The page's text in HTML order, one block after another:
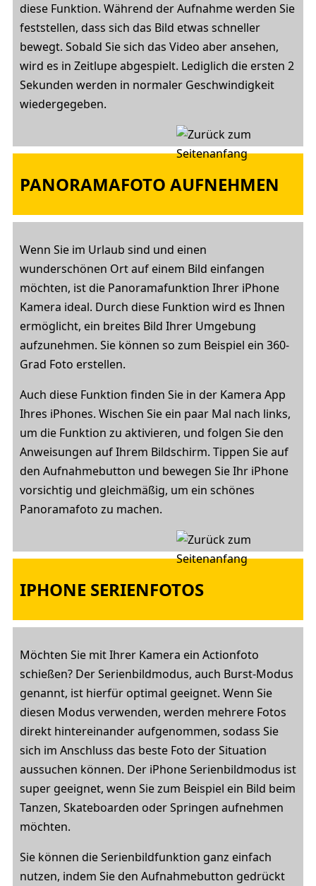
diese Funktion. Während der Aufnahme werden Sie
feststellen, dass sich das Bild etwas schneller
bewegt. Sobald Sie sich das Video aber ansehen,
wird es in Zeitlupe abgespielt. Lediglich die ersten 2
Sekunden werden in normaler Geschwindigkeit
wiedergegeben.
PANORAMAFOTO AUFNEHMEN
Wenn Sie im Urlaub sind und einen
wunderschönen Ort auf einem Bild einfangen
möchten, ist die Panoramafunktion Ihrer iPhone
Kamera ideal. Durch diese Funktion wird es Ihnen
ermöglicht, ein breites Bild Ihrer Umgebung
aufzunehmen. Sie können so zum Beispiel ein 360-
Grad Foto erstellen.
Auch diese Funktion finden Sie in der Kamera App
Ihres iPhones. Wischen Sie ein paar Mal nach links,
um die Funktion zu aktivieren, und folgen Sie den
Anweisungen auf Ihrem Bildschirm. Tippen Sie auf
den Aufnahmebutton und bewegen Sie Ihr iPhone
vorsichtig und gleichmäßig, um ein schönes
Panoramafoto zu machen.
IPHONE SERIENFOTOS
Möchten Sie mit Ihrer Kamera ein Actionfoto
schießen? Der Serienbildmodus, auch Burst-Modus
genannt, ist hierfür optimal geeignet. Wenn Sie
diesen Modus verwenden, werden mehrere Fotos
direkt hintereinander aufgenommen, sodass Sie
sich im Anschluss das beste Foto der Situation
aussuchen können. Der iPhone Serienbildmodus ist
super geeignet, wenn Sie zum Beispiel ein Bild beim
Tanzen, Skateboarden oder Springen aufnehmen
möchten.
Sie können die Serienbildfunktion ganz einfach
nutzen, indem Sie den Aufnahmebutton gedrückt